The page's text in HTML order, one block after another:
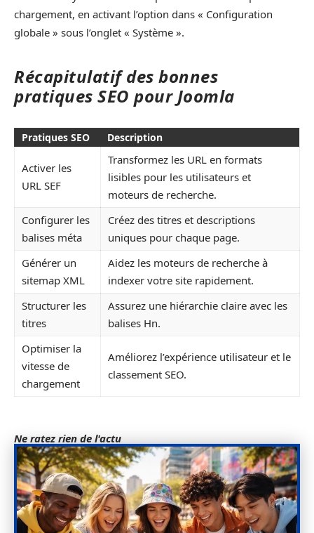
chargement, en activant l’option dans « Configuration
globale » sous l’onglet « Système ».
Récapitulatif des bonnes
pratiques SEO pour Joomla
Pratiques SEO Description
Activer les
URL SEF
Transformez les URL en formats
lisibles pour les utilisateurs et
moteurs de recherche.
Configurer les
balises méta
Créez des titres et descriptions
uniques pour chaque page.
Générer un
sitemap XML
Aidez les moteurs de recherche à
indexer votre site rapidement.
Structurer les
titres
Assurez une hiérarchie claire avec les
balises Hn.
Optimiser la
vitesse de
chargement
Améliorez l’expérience utilisateur et le
classement SEO.
Ne ratez rien de l'actu